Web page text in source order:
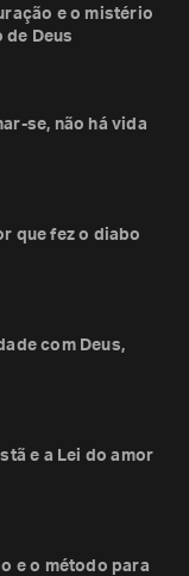
e o mistério
de Deus
se, não há vida
que fez o diabo
com Deus,
e a Lei do amor
e o método para